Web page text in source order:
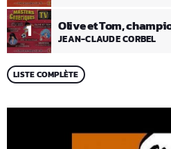
1 Olive et Tom,
JEAN-CLAUDE CORBEL
LISTE COMPLÈTE